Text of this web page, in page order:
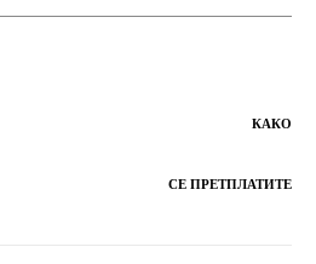
КАКО
СЕ ПРЕТПЛАТИТЕ